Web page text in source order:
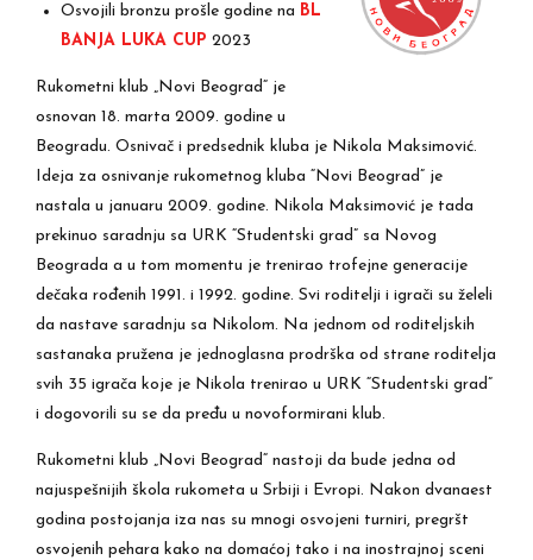
Osvojili bronzu prošle godine na BL
BANJA LUKA CUP 2023
Rukometni klub „Novi Beograd“ je
osnovan 18. marta 2009. godine u
Beogradu. Osnivač i predsednik kluba je Nikola Maksimović.
Ideja za osnivanje rukometnog kluba “Novi Beograd” je
nastala u januaru 2009. godine. Nikola Maksimović je tada
prekinuo saradnju sa URK “Studentski grad” sa Novog
Beograda a u tom momentu je trenirao trofejne generacije
dečaka rođenih 1991. i 1992. godine. Svi roditelji i igrači su želeli
da nastave saradnju sa Nikolom. Na jednom od roditeljskih
sastanaka pružena je jednoglasna prodrška od strane roditelja
svih 35 igrača koje je Nikola trenirao u URK “Studentski grad”
i dogovorili su se da pređu u novoformirani klub.
Rukometni klub „Novi Beograd“ nastoji da bude jedna od
najuspešnijih škola rukometa u Srbiji i Evropi. Nakon dvanaest
godina postojanja iza nas su mnogi osvojeni turniri, pregršt
osvojenih pehara kako na domaćoj tako i na inostrajnoj sceni